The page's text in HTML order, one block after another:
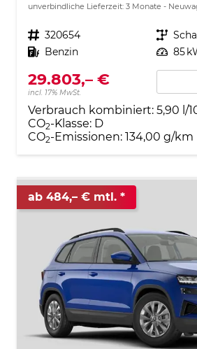
unverbindliche Lieferzeit: 3 Monate
Fahrzeugnr. 320654 Getriebe
Kraftstoff Benzin Leistung 85
29.803,– €
incl. 17% MwSt.
Verbrauch kombiniert: 5,90 l/
CO2-Klasse: D
CO2-Emissionen: 134,00 g/km
ab 484,– € mtl.